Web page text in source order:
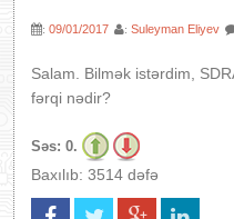
: 09/01/2017 : Suleyman Eliyev
Salam. Bilmək istərdim,
fərqi nədir?
Səs: 0.
Baxılıb: 3514 dəfə